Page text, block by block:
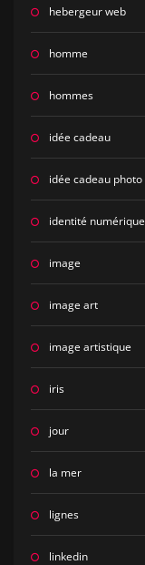
hebergeur web
homme
hommes
idée cadeau
idée cadeau photo
identité numérique
image
image art
image artistique
iris
jour
la mer
lignes
linkedin